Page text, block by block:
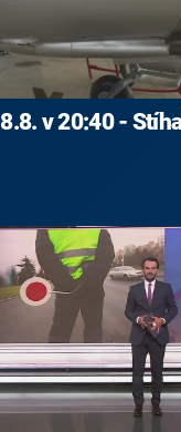
v 20:40 -